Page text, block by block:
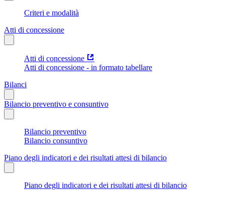
Criteri e modalità
Atti di concessione
Atti di concessione
Atti di concessione - in formato tabellare
Bilanci
Bilancio preventivo e consuntivo
Bilancio preventivo
Bilancio consuntivo
Piano degli indicatori e dei risultati attesi di bilancio
Piano degli indicatori e dei risultati attesi di bilancio